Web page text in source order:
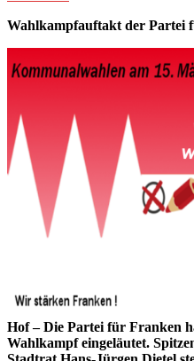
Wahlkampfauftakt der Partei
Hof – Die Partei für Franken
Wahlkampf eingeläutet.